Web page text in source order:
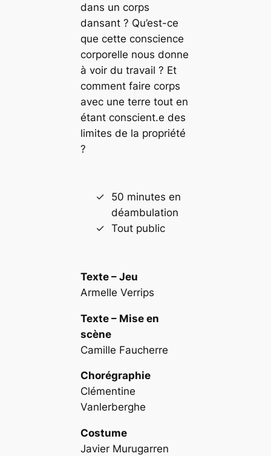
dans un corps
dansant ? Qu’est-ce
que cette conscience
corporelle nous donne
à voir du travail ? Et
comment faire corps
avec une terre tout en
étant conscient.e des
limites de la propriété
?
50 minutes en
déambulation
Tout public
Texte – Jeu
Armelle Verrips
Texte – Mise en
scène
Camille Faucherre
Chorégraphie
Clémentine
Vanlerberghe
Costume
Javier Murugarren